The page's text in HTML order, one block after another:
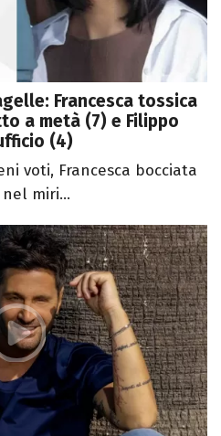
Francesca tossica
a metà (7) e Filippo
(4)
voti, Francesca bocciata
miri...